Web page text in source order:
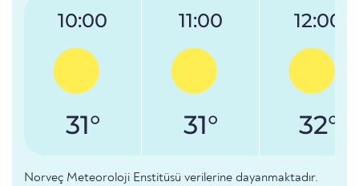
10:00
31°
11:00
31°
12:00
32°
Norveç Meteoroloji Enstitüsü verilerine dayanmaktadır.